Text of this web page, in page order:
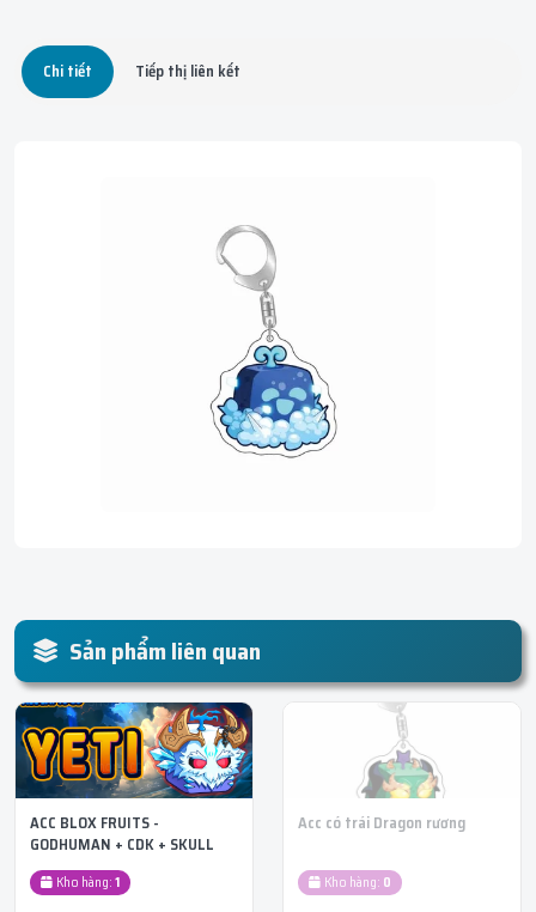
Chi tiết Tiếp thị liên kết
Sản phẩm liên quan
ACC BLOX FRUITS -
GODHUMAN + CDK + SKULL
GUITAR + TRÁI ĐỎ YETI
RƯƠNGKho hàng:1
Acc có trái Dragon rương
Kho hàng: 0